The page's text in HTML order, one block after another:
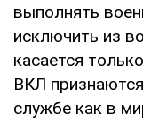
выполнять
исключить из
касается
ВКЛ
службе как в